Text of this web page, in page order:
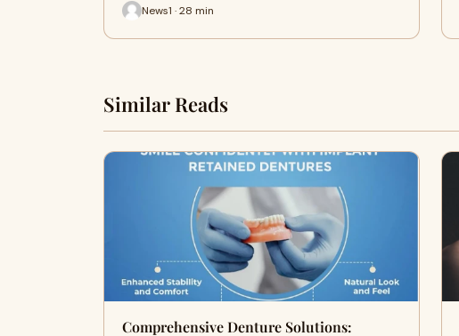
News1 · 28 min
Similar Reads
Comprehensive Denture Solutions: